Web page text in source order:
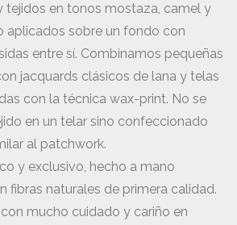
tejidos en tonos mostaza, camel y
aplicados sobre un fondo con
entre sí. Combinamos pequeñas
jacquards clásicos de lana y telas
con la técnica wax-print. No se
en un telar sino confeccionado
al patchwork.
y exclusivo, hecho a mano
fibras naturales de primera calidad.
mucho cuidado y cariño en